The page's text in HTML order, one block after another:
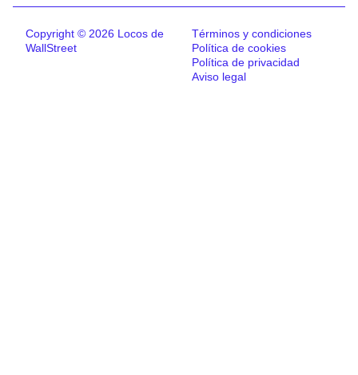
Copyright © 2026 Locos de
WallStreet
Términos y condiciones
Política de cookies
Política de privacidad
Aviso legal